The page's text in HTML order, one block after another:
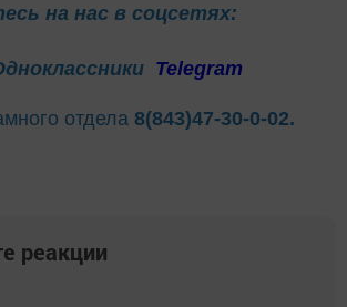
на нас в соцсетях:
Telegram
отдела 8(843)47-30-0-02.
реакции